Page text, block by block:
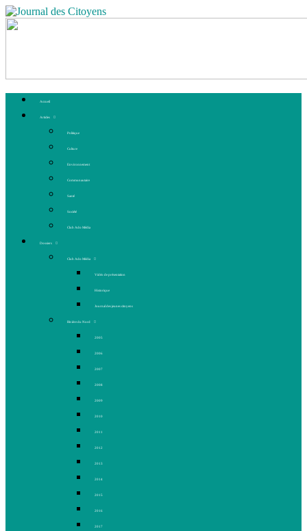
Accueil
Articles
Politique
Culture
Environnement
Communautaire
Santé
Société
Club Ado Média
Dossiers
Club Ado Média
Vidéo de présentation
Historique
Journal des jeunes citoyens
Rivière du Nord
2005
2006
2007
2008
2009
2010
2011
2012
2013
2014
2015
2016
2017